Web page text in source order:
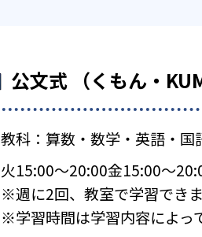
公文式 （くもん・
教科：算数・数学・英語・国
火15:00〜20:00金15:00〜
※週に2回、教室で学習できま
※学習時間は学習内容によっ